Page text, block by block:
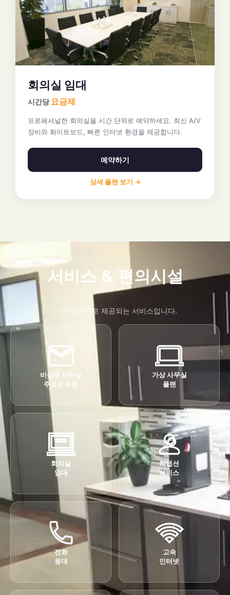
회의실 임대
시간당요금제
프로페셔널한 회의실을 시간 단위로 예약하세요. 최신 A/V
장비와 화이트보드, 빠른 인터넷 환경을 제공합니다.
예약하기
상세 플랜 보기 →
서비스 & 편의시설
기본/옵션으로 제공되는 서비스입니다.
비상주 사무실
주소 & 우편
가상 사무실
플랜
회의실
임대
리셉션
서비스
전화
응대
고속
인터넷